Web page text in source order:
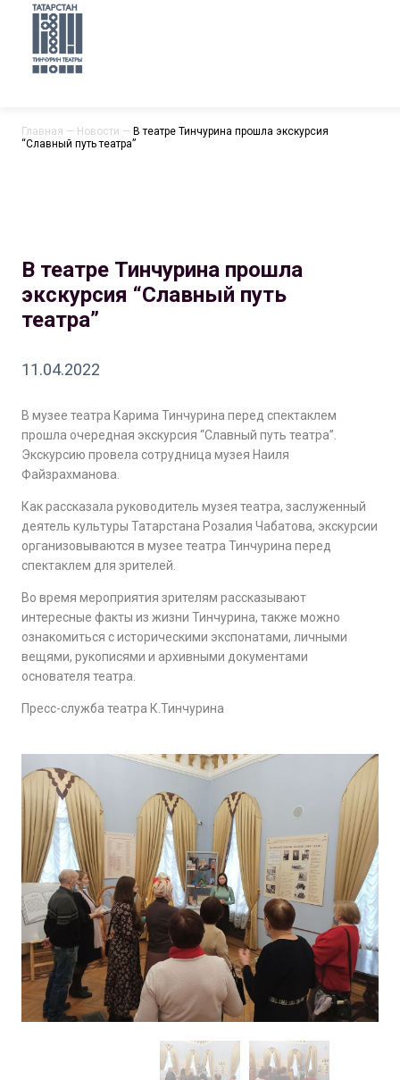
Главная — Новости — В театре Тинчурина прошла экскурсия
“Славный путь театра”
В театре Тинчурина прошла
экскурсия “Славный путь
театра”
11.04.2022
В музее театра Карима Тинчурина перед спектаклем
прошла очередная экскурсия “Славный путь театра”.
Экскурсию провела сотрудница музея Наиля
Файзрахманова.
Как рассказала руководитель музея театра, заслуженный
деятель культуры Татарстана Розалия Чабатова, экскурсии
организовываются в музее театра Тинчурина перед
спектаклем для зрителей.
Во время мероприятия зрителям рассказывают
интересные факты из жизни Тинчурина, также можно
ознакомиться с историческими экспонатами, личными
вещями, рукописями и архивными документами
основателя театра.
Пресс-служба театра К.Тинчурина